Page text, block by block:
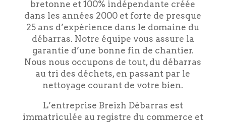
bretonne et 100% indépendante créée
dans les années 2000 et forte de presque
25 ans d’expérience dans le domaine du
débarras. Notre équipe vous assure la
garantie d’une bonne fin de chantier.
Nous nous occupons de tout, du débarras
au tri des déchets, en passant par le
nettoyage courant de votre bien.
L’entreprise Breizh Débarras est
immatriculée au registre du commerce et